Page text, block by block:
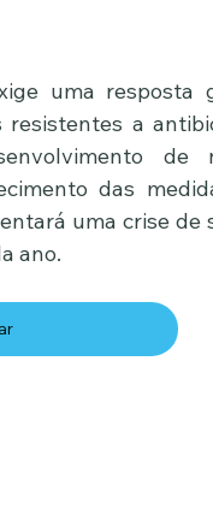
uma resposta
resistentes a
de
das
uma crise de
ano.